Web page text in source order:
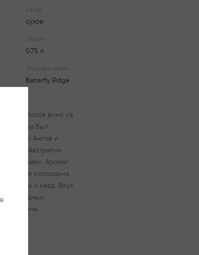
Сахар
сухое
Объем
0.75 л.
Торговая марка
Batterfly Ridge
вино из
вина был
семьи Ангов и
Южной Австралии.
тонами. Аромат
(чёрная смородина,
специи и кедр. Вкус
ягодным
и Каберне,